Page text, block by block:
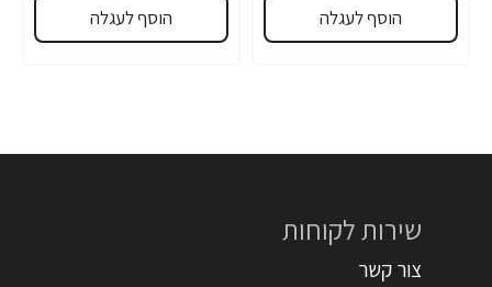
הוסף לעגלה הוסף לעגלה
שירות לקוחות
צור קשר